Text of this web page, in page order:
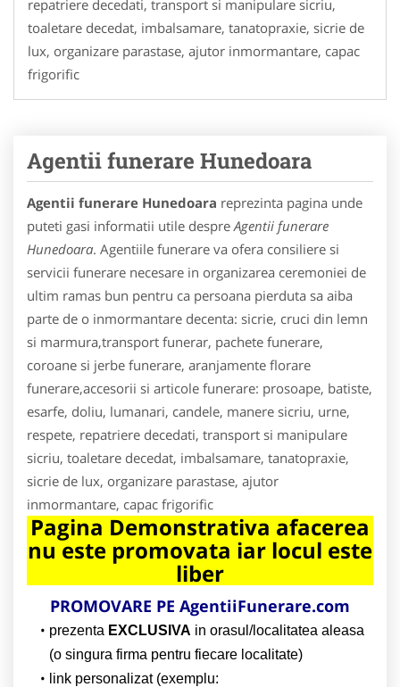
repatriere decedati, transport si manipulare sicriu,
toaletare decedat, imbalsamare, tanatopraxie, sicrie de
lux, organizare parastase, ajutor inmormantare, capac
frigorific
Agentii funerare Hunedoara
Agentii funerare Hunedoara reprezinta pagina unde
puteti gasi informatii utile despre Agentii funerare
Hunedoara. Agentiile funerare va ofera consiliere si
servicii funerare necesare in organizarea ceremoniei de
ultim ramas bun pentru ca persoana pierduta sa aiba
parte de o inmormantare decenta: sicrie, cruci din lemn
si marmura,transport funerar, pachete funerare,
coroane si jerbe funerare, aranjamente florare
funerare,accesorii si articole funerare: prosoape, batiste,
esarfe, doliu, lumanari, candele, manere sicriu, urne,
respete, repatriere decedati, transport si manipulare
sicriu, toaletare decedat, imbalsamare, tanatopraxie,
sicrie de lux, organizare parastase, ajutor
inmormantare, capac frigorific
Pagina Demonstrativa afacerea
nu este promovata iar locul este
liber
PROMOVARE PE AgentiiFunerare.com
prezenta EXCLUSIVA in orasul/localitatea aleasa
(o singura firma pentru fiecare localitate)
link personalizat (exemplu: